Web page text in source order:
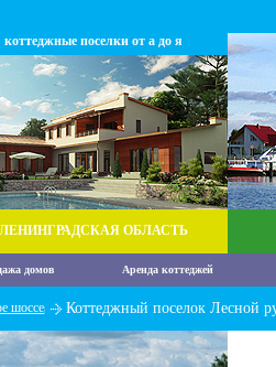
коттеджные поселки от а до я
ЛЕНИНГРАДСКАЯ ОБЛАСТЬ
домов Аренда коттеджей
шоссе Коттеджный поселок Лесной